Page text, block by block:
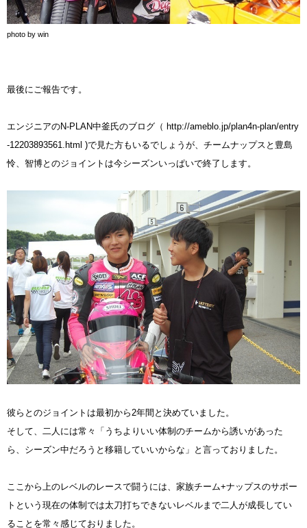
photo by win
最後にご報告です。
エンジニアのN-PLAN中釜氏のブログ（ http://ameblo.jp/plan4n-plan/entry
-12203893561.html )で見た方もいるでしょうが、チームナップスと豊島
怜、智博とのジョイントは今シーズンいっぱいで終了します。
彼らとのジョイントは最初から2年間と決めていました。
そして、二人には常々「うちよりいい体制のチームから誘いがあった
ら、シーズン中だろうと移籍していいからな」と言っておりました。
ここから上のレベルのレースで闘うには、家族チーム+ナップスのサポー
トという現在の体制では太刀打ちできないレベルまで二人が成長してい
ることを常々感じておりました。